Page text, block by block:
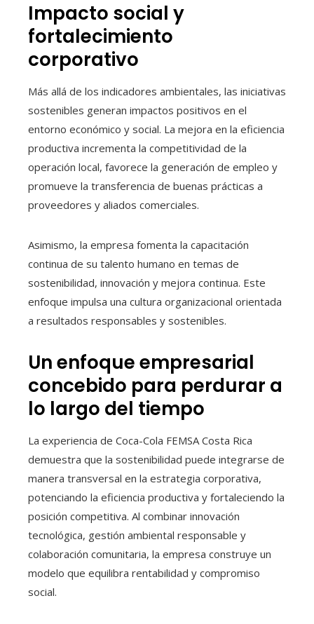
Impacto social y
fortalecimiento
corporativo
Más allá de los indicadores ambientales, las iniciativas
sostenibles generan impactos positivos en el
entorno económico y social. La mejora en la eficiencia
productiva incrementa la competitividad de la
operación local, favorece la generación de empleo y
promueve la transferencia de buenas prácticas a
proveedores y aliados comerciales.
Asimismo, la empresa fomenta la capacitación
continua de su talento humano en temas de
sostenibilidad, innovación y mejora continua. Este
enfoque impulsa una cultura organizacional orientada
a resultados responsables y sostenibles.
Un enfoque empresarial
concebido para perdurar a
lo largo del tiempo
La experiencia de Coca-Cola FEMSA Costa Rica
demuestra que la sostenibilidad puede integrarse de
manera transversal en la estrategia corporativa,
potenciando la eficiencia productiva y fortaleciendo la
posición competitiva. Al combinar innovación
tecnológica, gestión ambiental responsable y
colaboración comunitaria, la empresa construye un
modelo que equilibra rentabilidad y compromiso
social.